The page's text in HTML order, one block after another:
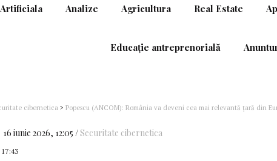
Analize Agricultura Real Estate
Educație antreprenorială
cibernetica > Popescu (ANCOM): România va deveni cea mai relevantă ţară din
16 iunie 2026, 12:05 Securitate cibernetica
17:43